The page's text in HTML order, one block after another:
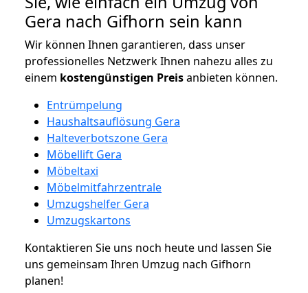
Gera nach Gifhorn sein kann
Wir können Ihnen garantieren, dass unser
professionelles Netzwerk Ihnen nahezu alles zu
einem kostengünstigen Preisanbieten können.
Entrümpelung
Haushaltsauflösung Gera
Halteverbotszone Gera
Möbellift Gera
Möbeltaxi
Möbelmitfahrzentrale
Umzugshelfer Gera
Umzugskartons
Kontaktieren Sie uns noch heute und lassen Sie
uns gemeinsam Ihren Umzug nach Gifhorn
planen!